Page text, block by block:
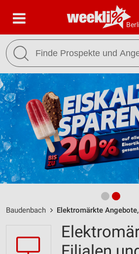
Baudenbach Elektromärkte Angebote,